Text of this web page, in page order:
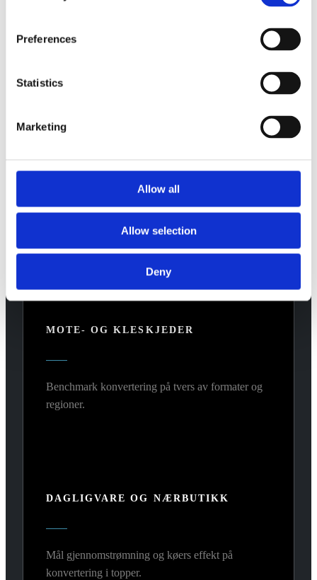
Preferences
Statistics
Marketing
Allow all
Allow selection
Deny
BRUKES I
Konverteringsoptimalisering gjelder der ytelse måles
på tvers av butikker, formater og lokasjoner.
MOTE- OG KLESKJEDER
Benchmark konvertering på tvers av formater og
regioner.
DAGLIGVARE OG NÆRBUTIKK
Mål gjennomstrømning og køers effekt på
konvertering i topper.